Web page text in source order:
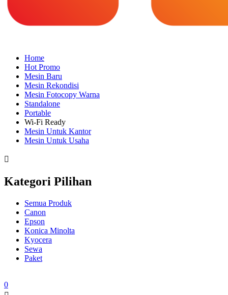
Home
Hot Promo
Mesin Baru
Mesin Rekondisi
Mesin Fotocopy Warna
Standalone
Portable
Wi-Fi Ready
Mesin Untuk Kantor
Mesin Untuk Usaha
Kategori Pilihan
Semua Produk
Canon
Epson
Konica Minolta
Kyocera
Sewa
Paket
0